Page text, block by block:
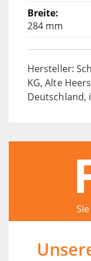
284 mm
Hersteller:
KG, Alte
Deutschland,